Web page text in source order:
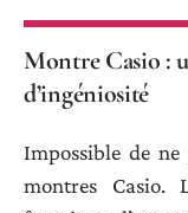
Montre Casio :
d’ingéniosité
Impossible de
montres Casio.